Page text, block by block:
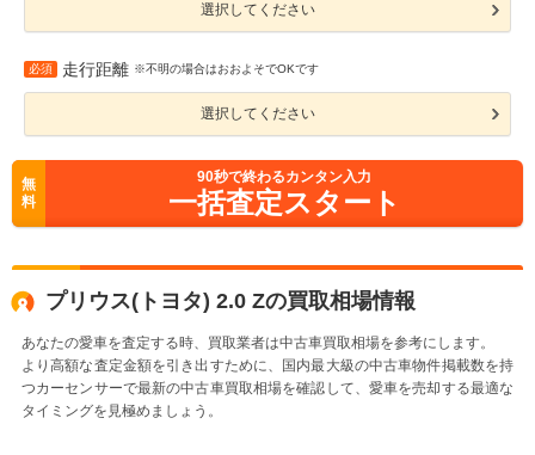
選択してください
必須 走行距離 ※不明の場合はおおよそでOKです
選択してください
無
料
90秒で終わるカンタン入力
一括査定スタート
プリウス(トヨタ) 2.0 Zの買取相場情報
あなたの愛車を査定する時、買取業者は中古車買取相場を参考にします。
より高額な査定金額を引き出すために、国内最大級の中古車物件掲載数を持
つカーセンサーで最新の中古車買取相場を確認して、愛車を売却する最適な
タイミングを見極めましょう。